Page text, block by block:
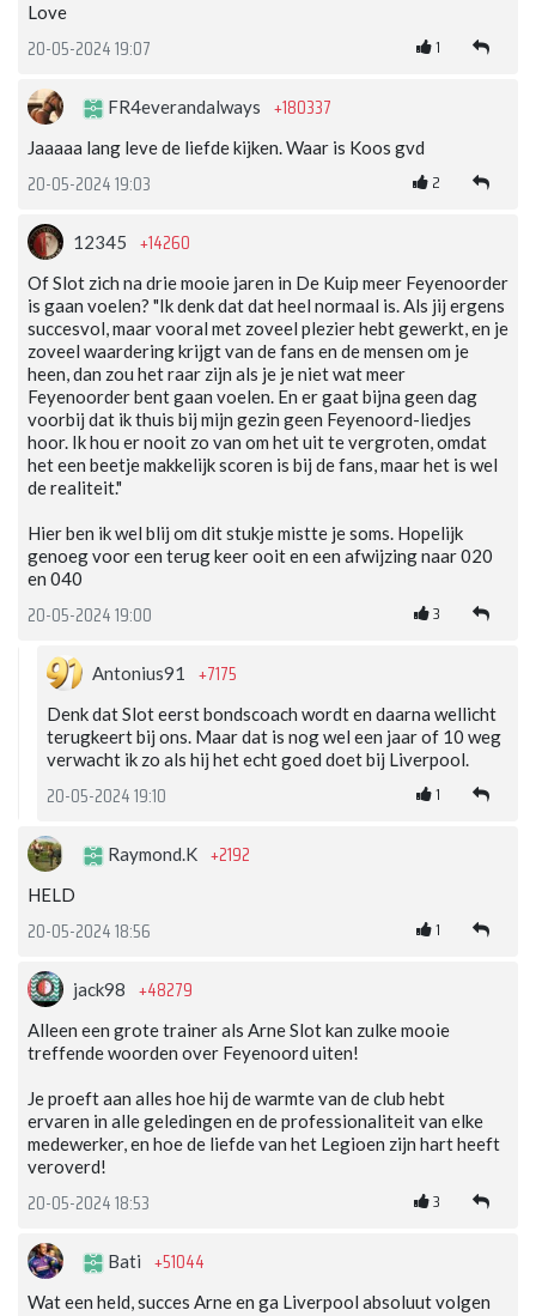
Love
20-05-2024 19:07 1
FR4everandalways +180337
Jaaaaa lang leve de liefde kijken. Waar is Koos gvd
20-05-2024 19:03 2
12345 +14260
Of Slot zich na drie mooie jaren in De Kuip meer Feyenoorder
is gaan voelen? "Ik denk dat dat heel normaal is. Als jij ergens
succesvol, maar vooral met zoveel plezier hebt gewerkt, en je
zoveel waardering krijgt van de fans en de mensen om je
heen, dan zou het raar zijn als je je niet wat meer
Feyenoorder bent gaan voelen. En er gaat bijna geen dag
voorbij dat ik thuis bij mijn gezin geen Feyenoord-liedjes
hoor. Ik hou er nooit zo van om het uit te vergroten, omdat
het een beetje makkelijk scoren is bij de fans, maar het is wel
de realiteit."
Hier ben ik wel blij om dit stukje mistte je soms. Hopelijk
genoeg voor een terug keer ooit en een afwijzing naar 020
en 040
20-05-2024 19:00 3
Antonius91 +7175
Denk dat Slot eerst bondscoach wordt en daarna wellicht
terugkeert bij ons. Maar dat is nog wel een jaar of 10 weg
verwacht ik zo als hij het echt goed doet bij Liverpool.
20-05-2024 19:10 1
Raymond.K +2192
HELD
20-05-2024 18:56 1
jack98 +48279
Alleen een grote trainer als Arne Slot kan zulke mooie
treffende woorden over Feyenoord uiten!
Je proeft aan alles hoe hij de warmte van de club hebt
ervaren in alle geledingen en de professionaliteit van elke
medewerker, en hoe de liefde van het Legioen zijn hart heeft
veroverd!
20-05-2024 18:53 3
Bati +51044
Wat een held, succes Arne en ga Liverpool absoluut volgen